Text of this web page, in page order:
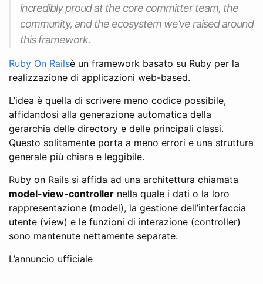
incredibly proud at the core committer team, the
community, and the ecosystem we’ve raised around
this framework.
Ruby On Railsè un framework basato su Ruby per la
realizzazione di applicazioni web-based.
L’idea è quella di scrivere meno codice possibile,
affidandosi alla generazione automatica della
gerarchia delle directory e delle principali classi.
Questo solitamente porta a meno errori e una struttura
generale più chiara e leggibile.
Ruby on Rails si affida ad una architettura chiamata
model-view-controller nella quale i dati o la loro
rappresentazione (model), la gestione dell’interfaccia
utente (view) e le funzioni di interazione (controller)
sono mantenute nettamente separate.
L’annuncio ufficiale